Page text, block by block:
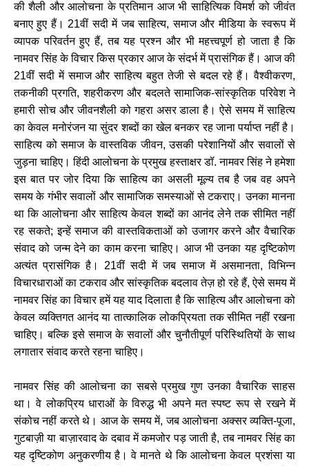
की शैली और आलोचना के प्रतिमान आज भी साहित्यिक विमर्श को जीवंत
बनाए हुए हैं। 21वीं सदी में जब साहित्य, समाज और मीडिया के स्वरूप में
व्यापक परिवर्तन हुए हैं, तब यह प्रश्न और भी महत्त्वपूर्ण हो जाता है कि
नामवर सिंह के विचार किस प्रकार आज के संदर्भ में प्रासंगिक हैं। आज की
21वीं सदी में समाज और साहित्य बहुत तेजी से बदल रहे हैं। वैश्वीकरण,
तकनीकी प्रगति, शहरीकरण और बदलते सामाजिक-सांस्कृतिक परिवेश ने
हमारी सोच और जीवनशैली को गहरा असर डाला है। ऐसे समय में साहित्य
का केवल मनोरंजन या सुंदर शब्दों का खेल बनकर रह जाना पर्याप्त नहीं है।
साहित्य को समाज के वास्तविक जीवन, उसकी परेशानियों और सवालों से
जुड़ना चाहिए। हिंदी आलोचना के प्रमुख हस्ताक्षर डॉ. नामवर सिंह ने हमेशा
इस बात पर जोर दिया कि साहित्य का असली मूल्य तब है जब वह अपने
समय के गंभीर सवालों और सामाजिक समस्याओं से टकराए। उनका मानना
था कि आलोचना और साहित्य केवल शब्दों का आनंद लेने तक सीमित नहीं
रह सकते; इन्हें समाज की वास्तविकताओं को उजागर करने और वैचारिक
संवाद को जन्म देने का काम करना चाहिए। आज भी उनका यह दृष्टिकोण
अत्यंत प्रासंगिक है। 21वीं सदी में जब समाज में असमानता, विभिन्न
विचारधाराओं का टकराव और सांस्कृतिक बदलाव तेज़ हो रहे हैं, ऐसे समय में
नामवर सिंह का विचार हमें यह याद दिलाता है कि साहित्य और आलोचना को
केवल व्यक्तिगत आनंद या तात्कालिक लोकप्रियता तक सीमित नहीं रखना
चाहिए। बल्कि इसे समाज के सवालों और चुनौतीपूर्ण परिस्थितियों के साथ
लगातार संवाद करते रहना चाहिए।
नामवर सिंह की आलोचना का सबसे प्रमुख गुण उनका वैचारिक साहस
था। वे लोकप्रिय धाराओं के विरुद्ध भी अपने मत स्पष्ट रूप से रखने में
संकोच नहीं करते थे। आज के समय में, जब आलोचना अक्सर व्यक्ति-पूजा,
गुटबाज़ी या बाज़ारवाद के दबाव में कमजोर पड़ जाती है, तब नामवर सिंह का
यह दृष्टिकोण अनुकरणीय है। वे मानते थे कि आलोचना केवल प्रशंसा या